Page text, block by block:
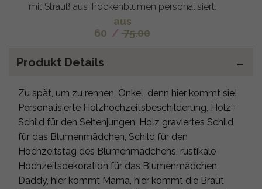
mit Strauß aus Trockenblumen personalisiert.
aus
60 / 75.00
Produkt Details
Zu spät, um zu rennen, Onkel, denn hier kommt sie!
Personalisierte Holzhochzeitsbeschilderung, Holz-
Schild für den Seitenjungen, Holz graviertes Schild
für das Blumenmädchen, Schild für den
Hochzeitstag des Blumenmädchens, rustikale
Hochzeitsdekoration für das Blumenmädchen,
Daddy, hier kommt Mama, hier kommt die Braut